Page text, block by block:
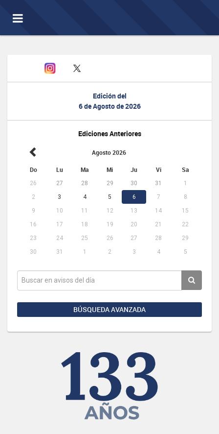
Toggle
navigation
Edición del
6 de Agosto de 2026
Ediciones Anteriores
Agosto 2026
Do Lu Ma Mi Ju Vi Sa
26 27 28 29 30 31
1
2
3 4 5 6 7
8
9
10 11 12 13 14
15
16
17 18 19 20 21
22
23
24 25 26 27 28
29
30
31 1 2 3 4 5
BÚSQUEDA AVANZADA